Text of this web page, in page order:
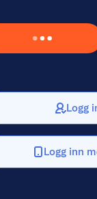
Laster inn Vipps …
Logg
Logg inn